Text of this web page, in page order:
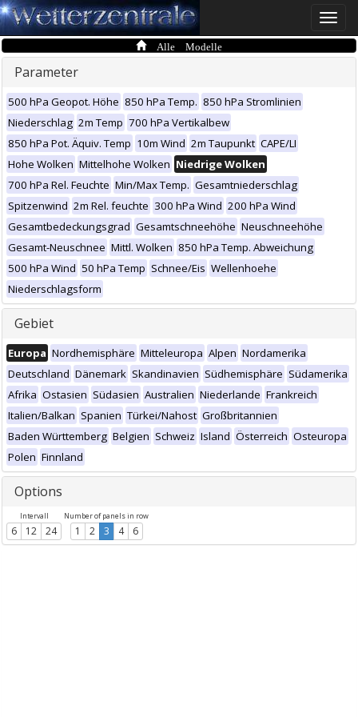
Toggle
Alle Modelle
Parameter
500 hPa Geopot. Höhe 850 hPa Temp. 850 hPa Stromlinien
Niederschlag 2m Temp 700 hPa Vertikalbew
850 hPa Pot. Äquiv. Temp 10m Wind 2m Taupunkt CAPE/LI
Hohe Wolken Mittelhohe Wolken Niedrige Wolken
700 hPa Rel. Feuchte Min/Max Temp. Gesamtniederschlag
Spitzenwind 2m Rel. feuchte 300 hPa Wind 200 hPa Wind
Gesamtbedeckungsgrad Gesamtschneehöhe Neuschneehöhe
Gesamt-Neuschnee Mittl. Wolken 850 hPa Temp. Abweichung
500 hPa Wind 50 hPa Temp Schnee/Eis Wellenhoehe
Niederschlagsform
Gebiet
Europa Nordhemisphäre Mitteleuropa Alpen Nordamerika
Deutschland Dänemark Skandinavien Südhemisphäre Südamerika
Afrika Ostasien Südasien Australien Niederlande Frankreich
Italien/Balkan Spanien Türkei/Nahost Großbritannien
Baden Württemberg Belgien Schweiz Island Österreich Osteuropa
Polen Finnland
Options
Intervall
6 12 24
Number of panels in row
1 2 3 4 6